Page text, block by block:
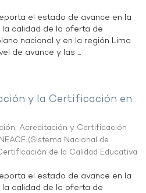
el estado de avance en la
calidad de la oferta de
nacional y en la región Lima
de avance y las ...
y la Certificación en
Acreditación y Certificación
(Sistema Nacional de
de la Calidad Educativa
el estado de avance en la
calidad de la oferta de